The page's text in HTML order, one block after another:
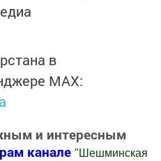
в
MАХ:
и интересным
канале " Шешминская